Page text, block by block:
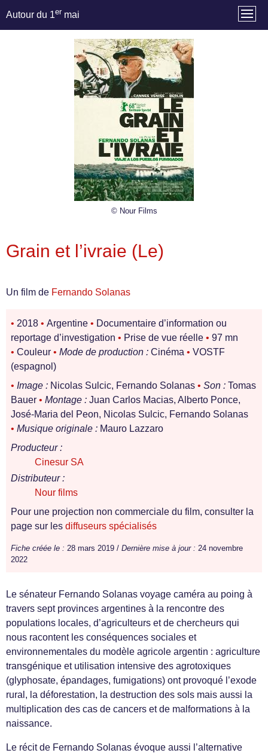
Autour du 1er mai
© Nour Films
Grain et l’ivraie (Le)
Un film de Fernando Solanas
• 2018 • Argentine • Documentaire d’information ou
reportage d’investigation • Prise de vue réelle • 97 mn
• Couleur • Mode de production : Cinéma • VOSTF
(espagnol)
• Image : Nicolas Sulcic, Fernando Solanas • Son : Tomas
Bauer • Montage : Juan Carlos Macias, Alberto Ponce,
José-Maria del Peon, Nicolas Sulcic, Fernando Solanas
• Musique originale : Mauro Lazzaro
Producteur :
Cinesur SA
Distributeur :
Nour films
Pour une projection non commerciale du film, consulter la
page sur les diffuseurs spécialisés
Fiche créée le : 28 mars 2019 / Dernière mise à jour : 24 novembre
2022
Le sénateur Fernando Solanas voyage caméra au poing à
travers sept provinces argentines à la rencontre des
populations locales, d’agriculteurs et de chercheurs qui
nous racontent les conséquences sociales et
environnementales du modèle agricole argentin : agriculture
transgénique et utilisation intensive des agrotoxiques
(glyphosate, épandages, fumigations) ont provoqué l’exode
rural, la déforestation, la destruction des sols mais aussi la
multiplication des cas de cancers et de malformations à la
naissance.
Le récit de Fernando Solanas évoque aussi l’alternative